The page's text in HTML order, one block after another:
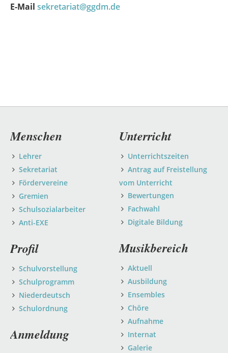
E-Mail sekretariat@ggdm.de
Navigation
Menschen
Lehrer
Sekretariat
Fördervereine
Gremien
Schulsozialarbeiter
Anti-EXE
Unterricht
Unterrichtszeiten
Antrag auf Freistellung
vom Unterricht
Bewertungen
Fachwahl
Digitale Bildung
Musikbereich
Aktuell
Ausbildung
Ensembles
Chöre
Aufnahme
Internat
Galerie
Profil
Schulvorstellung
Schulprogramm
Niederdeutsch
Schulordnung
Anmeldung